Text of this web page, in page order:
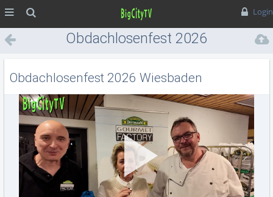
Login
Obdachlosenfest 2026
Wiesbaden
Obdachlosenfest 2026 Wiesbaden